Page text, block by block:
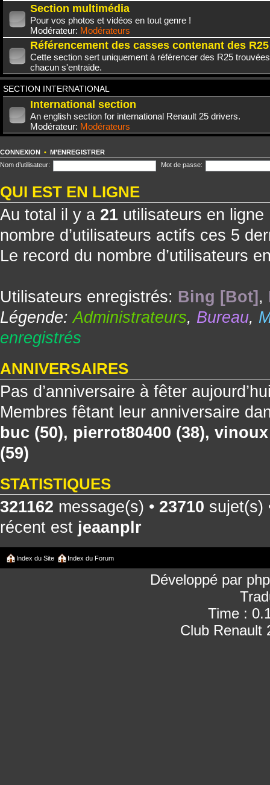
Section multimédia
Pour vos photos et vidéos en tout genre !
Modérateur: Modérateurs
Référencement des casses contenant des R25
Cette section sert uniquement à référencer des R25
chacun s'entraide.
SECTION INTERNATIONAL
International section
An english section for international Renault 25 drivers.
Modérateur: Modérateurs
CONNEXION • M’ENREGISTRER
Nom d’utilisateur:
Mot de passe:
QUI EST EN LIGNE
Au total il y a 21 utilisateurs en
nombre d’utilisateurs actifs ces 5
Le record du nombre d’utilisateurs
Utilisateurs enregistrés: Bing [Bot] ,
Légende:Administrateurs, Bureau,
enregistrés
ANNIVERSAIRES
Pas d’anniversaire à fêter
Membres fêtant leur anniversaire
buc (50), pierrot80400 (38), vinoux
(59)
STATISTIQUES
321162 message(s) • 23710 sujet(s)
récent est jeaanplr
Index du Site Index du Forum
Développé par
Time :
Club Renault